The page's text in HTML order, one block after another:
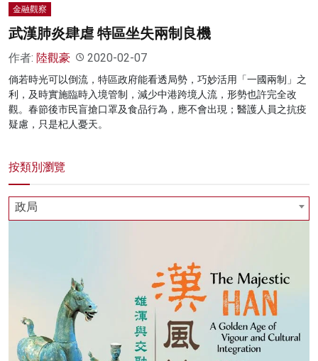
金融觀察
武漢肺炎肆虐 特區坐失兩制良機
作者: 陸觀豪 2020-02-07
倘若時光可以倒流，特區政府能看透局勢，巧妙活用「一國兩制」之
利，及時實施臨時入境管制，減少中港跨境人流，形勢也許完全改
觀。春節後市民盲搶口罩及食品行為，應不會出現；醫護人員之抗疫
疑慮，只是杞人憂天。
按類別瀏覽
政局